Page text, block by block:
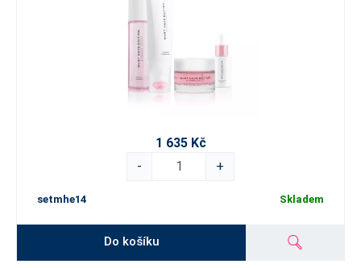
1 635 Kč
-
+
setmhe14 Skladem
Do košíku